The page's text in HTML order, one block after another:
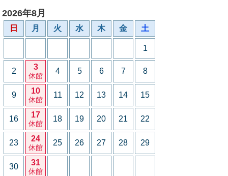
2026年8月
日 月 火 水 木 金 土
1
2 3
休館
4 5 6 7 8
9 10
休館
11 12 13 14 15
16 17
休館
18 19 20 21 22
23 24
休館
25 26 27 28 29
30 31
休館